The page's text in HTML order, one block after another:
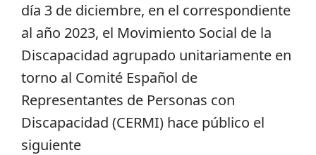
día 3 de diciembre, en el correspondiente
al año 2023, el Movimiento Social de la
Discapacidad agrupado unitariamente en
torno al Comité Español de
Representantes de Personas con
Discapacidad (CERMI) hace público el
siguiente